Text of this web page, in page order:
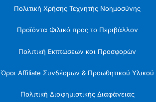
Πολιτική Χρήσης Τεχνητής Νοημοσύνης
Προϊόντα Φιλικά προς το Περιβάλλον
Πολιτική Εκπτώσεων και Προσφορών
Όροι Affiliate Συνδέσμων & Προωθητικού Υλικού
Πολιτική Διαφημιστικής Διαφάνειας